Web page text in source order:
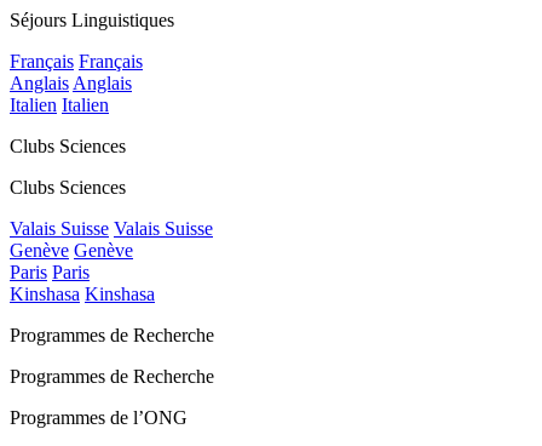
Séjours Linguistiques
Français Français
Anglais Anglais
Italien Italien
Clubs Sciences
Clubs Sciences
Valais Suisse Valais Suisse
Genève Genève
Paris Paris
Kinshasa Kinshasa
Programmes de Recherche
Programmes de Recherche
Programmes de l’ONG